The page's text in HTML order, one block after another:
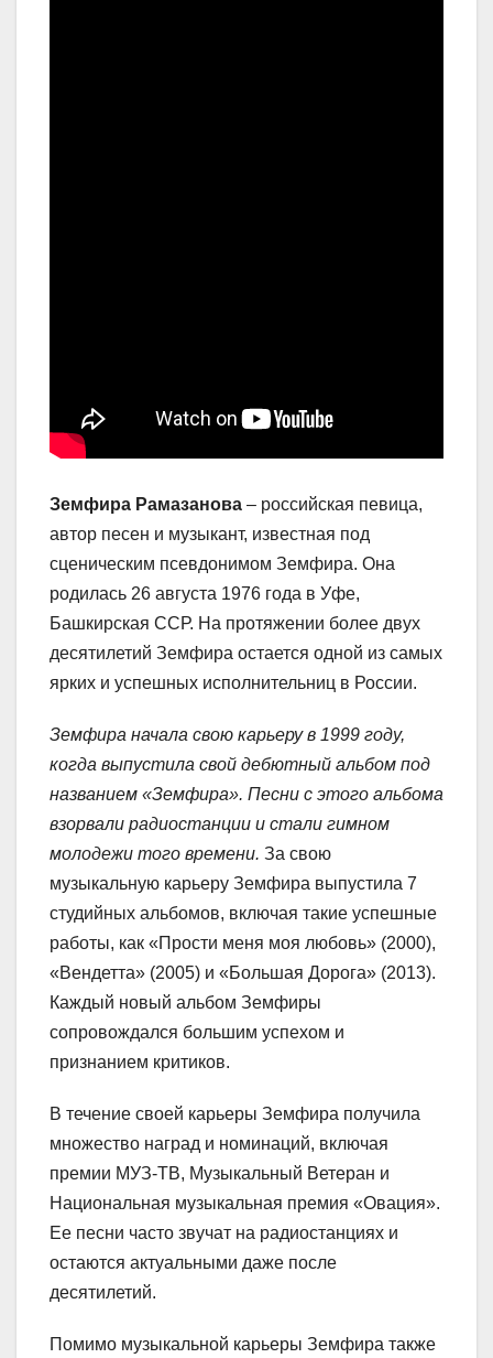
Земфира Рамазанова – российская певица,
автор песен и музыкант, известная под
сценическим псевдонимом Земфира. Она
родилась 26 августа 1976 года в Уфе,
Башкирская ССР. На протяжении более двух
десятилетий Земфира остается одной из самых
ярких и успешных исполнительниц в России.
Земфира начала свою карьеру в 1999 году,
когда выпустила свой дебютный альбом под
названием «Земфира». Песни с этого альбома
взорвали радиостанции и стали гимном
молодежи того времени. За свою
музыкальную карьеру Земфира выпустила 7
студийных альбомов, включая такие успешные
работы, как «Прости меня моя любовь» (2000),
«Вендетта» (2005) и «Большая Дорога» (2013).
Каждый новый альбом Земфиры
сопровождался большим успехом и
признанием критиков.
В течение своей карьеры Земфира получила
множество наград и номинаций, включая
премии МУЗ-ТВ, Музыкальный Ветеран и
Национальная музыкальная премия «Овация».
Ее песни часто звучат на радиостанциях и
остаются актуальными даже после
десятилетий.
Помимо музыкальной карьеры Земфира также